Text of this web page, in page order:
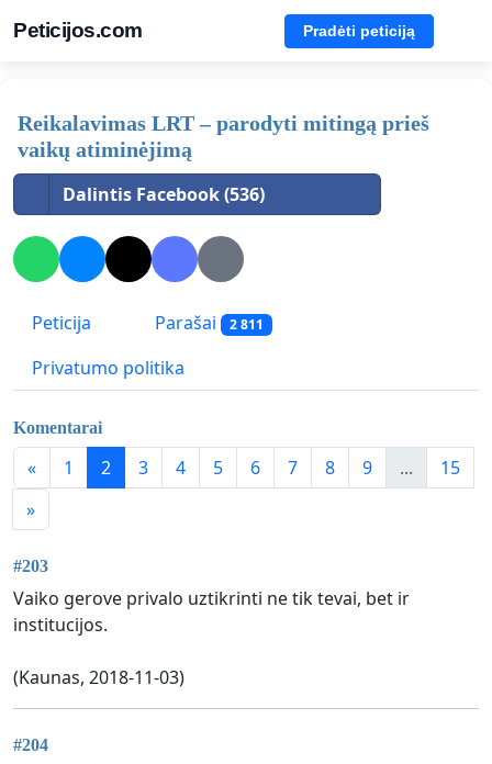
Peticijos.com Pradėti peticiją
Reikalavimas LRT – parodyti mitingą prieš
vaikų atiminėjimą
Dalintis Facebook (536)
Peticija Parašai 2 811
Privatumo politika
Komentarai
« 1 2 3 4 5 6 7 8 9 ...
15
»
#203
Vaiko gerove privalo uztikrinti ne tik tevai, bet ir
institucijos.
(Kaunas, 2018-11-03)
#204